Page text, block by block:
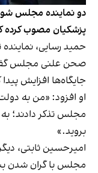
دو نماینده مجلس
پزشکیان مصوب کرده
صحن علنی مجلس
جایگاه‌ها افزایش
او افزود: «من به
مجلس تذکر دادند؛
بروید.»
امیرحسین ثابتی،
مجلس با گران‌ شدن